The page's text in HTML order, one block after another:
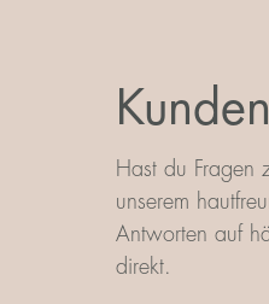
Hast du Fragen
unserem
Antworten auf
direkt.